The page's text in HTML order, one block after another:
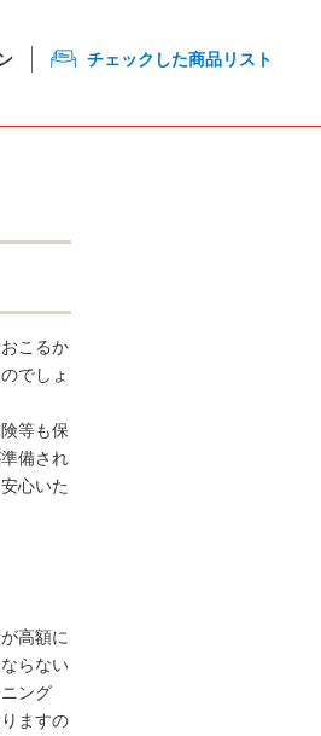
チェックした商品リスト
こるか
でしょ
等も保
備され
心いた
高額に
らない
ング
ますの